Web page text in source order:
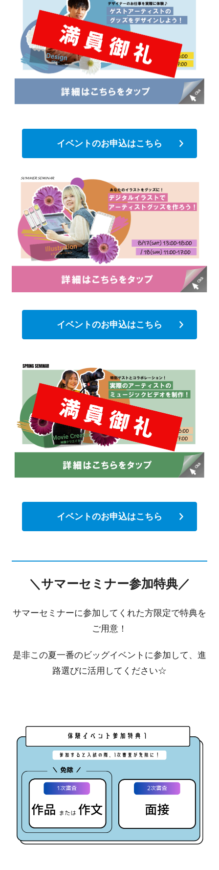
イベントのお申込はこちら
イベントのお申込はこちら
イベントのお申込はこちら
＼サマーセミナー参加特典／
サマーセミナーに参加してくれた方限定で特典を
ご用意！
是非この夏一番のビッグイベントに参加して、進
路選びに活用してください☆